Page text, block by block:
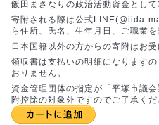
飯田まさなりの政治活動資金とし
寄附される際は公式LINE(@iida-
ら住所、氏名、生年月日、ご職業
日本国籍以外の方からの寄附はお
領収書は支払いの明細になります
おりません。
資金管理団体の指定が「平塚市議
附控除の対象外ですのでご了承くだ